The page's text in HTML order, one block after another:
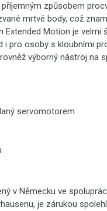
způsobem
mrtvé body, což
Motion je velmi
i pro osoby s kloubními
výborný nástroj na
servomotorem
v Německu ve
je zárukou